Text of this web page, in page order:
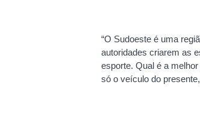
“O Sudoeste é uma
autoridades criarem as
esporte. Qual é a
só o veículo do